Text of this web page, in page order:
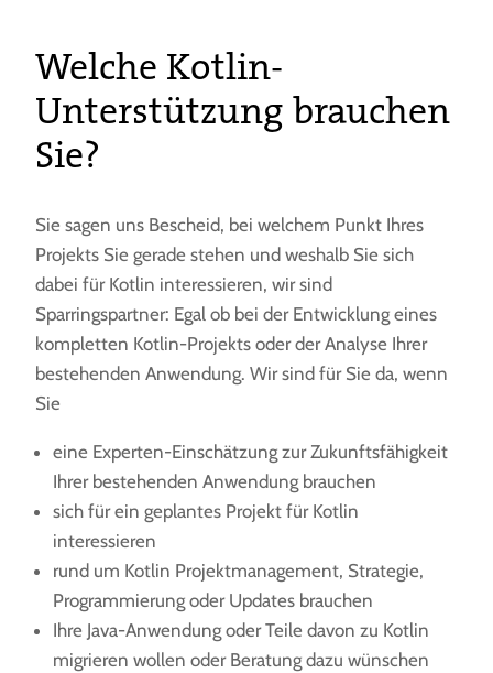
Welche Kotlin-
Unterstützung brauchen
Sie?
Sie sagen uns Bescheid, bei welchem Punkt Ihres
Projekts Sie gerade stehen und weshalb Sie sich
dabei für Kotlin interessieren, wir sind
Sparringspartner: Egal ob bei der Entwicklung eines
kompletten Kotlin-Projekts oder der Analyse Ihrer
bestehenden Anwendung. Wir sind für Sie da, wenn
Sie
eine Experten-Einschätzung zur Zukunftsfähigkeit
Ihrer bestehenden Anwendung brauchen
sich für ein geplantes Projekt für Kotlin
interessieren
rund um Kotlin Projektmanagement, Strategie,
Programmierung oder Updates brauchen
Ihre Java-Anwendung oder Teile davon zu Kotlin
migrieren wollen oder Beratung dazu wünschen